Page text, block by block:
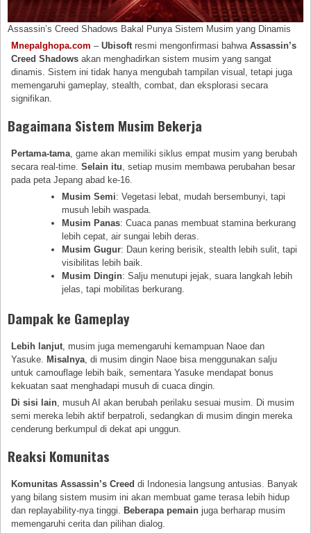
Assassin’s Creed Shadows Bakal Punya Sistem Musim yang Dinamis
Mnepalghopa.com –Ubisoft resmi mengonfirmasi bahwaAssassin’s
Creed Shadows akan menghadirkan sistem musim yang sangat
dinamis. Sistem ini tidak hanya mengubah tampilan visual, tetapi juga
memengaruhi gameplay, stealth, combat, dan eksplorasi secara
signifikan.
Bagaimana Sistem Musim Bekerja
Pertama-tama , game akan memiliki siklus empat musim yang berubah
secara real-time.Selain itu , setiap musim membawa perubahan besar
pada peta Jepang abad ke-16.
Musim Semi: Vegetasi lebat, mudah bersembunyi, tapi
musuh lebih waspada.
Musim Panas: Cuaca panas membuat stamina berkurang
lebih cepat, air sungai lebih deras.
Musim Gugur: Daun kering berisik, stealth lebih sulit, tapi
visibilitas lebih baik.
Musim Dingin: Salju menutupi jejak, suara langkah lebih
jelas, tapi mobilitas berkurang.
Dampak ke Gameplay
Lebih lanjut , musim juga memengaruhi kemampuan Naoe dan
Yasuke.
Misalnya , di musim dingin Naoe bisa menggunakan salju
untuk camouflage lebih baik, sementara Yasuke mendapat bonus
kekuatan saat menghadapi musuh di cuaca dingin.
Di sisi lain , musuh AI akan berubah perilaku sesuai musim. Di musim
semi mereka lebih aktif berpatroli, sedangkan di musim dingin mereka
cenderung berkumpul di dekat api unggun.
Reaksi Komunitas
Komunitas Assassin’s Creed di Indonesia langsung antusias. Banyak
yang bilang sistem musim ini akan membuat game terasa lebih hidup
dan replayability-nya tinggi.
Beberapa pemain juga berharap musim
memengaruhi cerita dan pilihan dialog.